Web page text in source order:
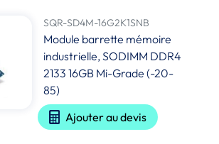
SQR-SD4M-16G2K1SNB
Module barrette mémoire
industrielle, SODIMM DDR4
2133 16GB Mi-Grade (-20-
85)
Ajouter au devis